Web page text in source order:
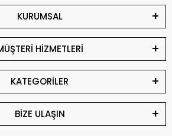
KURUMSAL
HİZMETLERİ
KATEGORİLER
BİZE ULAŞIN